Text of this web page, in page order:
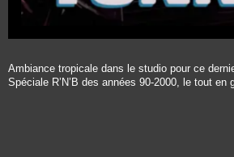
Ambiance tropicale dans le studio pour ce
Spéciale R’N’B des années 90-2000, le tout en